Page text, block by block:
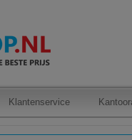
Klantenservice